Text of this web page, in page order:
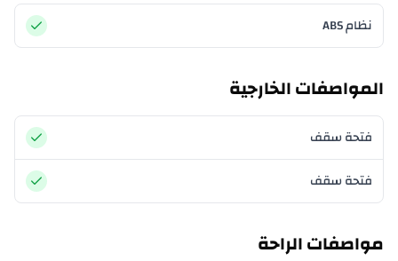
نظام ABS
المواصفات الخارجية
فتحة سقف
فتحة سقف
مواصفات الراحة